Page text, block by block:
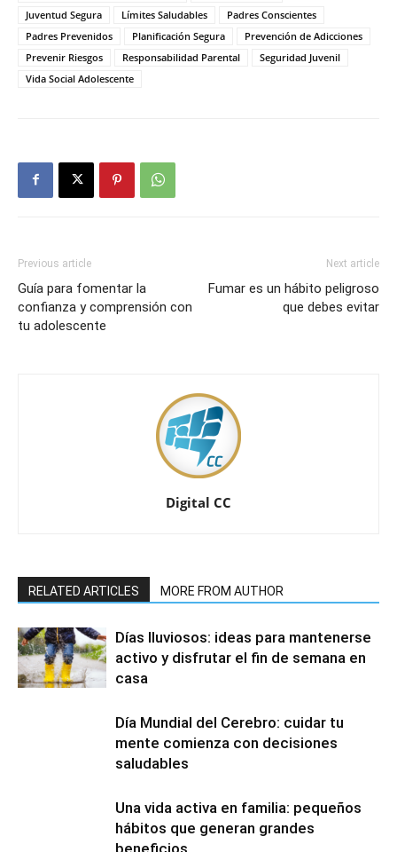
Juventud Segura
Límites Saludables
Padres Conscientes
Padres Prevenidos
Planificación Segura
Prevención de Adicciones
Prevenir Riesgos
Responsabilidad Parental
Seguridad Juvenil
Vida Social Adolescente
Previous article
Guía para fomentar la
confianza y comprensión con
tu adolescente
Next article
Fumar es un hábito peligroso
que debes evitar
Digital CC
RELATED ARTICLES MORE FROM AUTHOR
Días lluviosos: ideas para mantenerse
activo y disfrutar el fin de semana en
casa
Día Mundial del Cerebro: cuidar tu
mente comienza con decisiones
saludables
Una vida activa en familia: pequeños
hábitos que generan grandes
beneficios